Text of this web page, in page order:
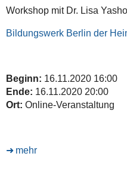
Workshop mit Dr. Lisa
Bildungswerk Berlin der
Beginn: 16.11.2020 16:00
Ende: 16.11.2020 20:00
Ort: Online-Veranstaltung
mehr